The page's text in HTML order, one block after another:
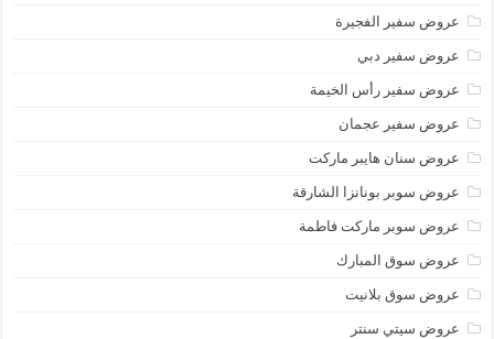
عروض سفير الفجيرة
عروض سفير دبي
عروض سفير رأس الخيمة
عروض سفير عجمان
عروض سنان هايبر ماركت
عروض سوبر بونانزا الشارقة
عروض سوبر ماركت فاطمة
عروض سوق المبارك
عروض سوق بلانيت
عروض سيتي سنتر